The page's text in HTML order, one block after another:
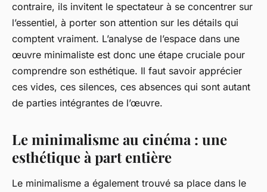
contraire, ils invitent le spectateur à se concentrer sur
l’essentiel, à porter son attention sur les détails qui
comptent vraiment. L’analyse de l’espace dans une
œuvre minimaliste est donc une étape cruciale pour
comprendre son esthétique. Il faut savoir apprécier
ces vides, ces silences, ces absences qui sont autant
de parties intégrantes de l’œuvre.
Le minimalisme au cinéma : une
esthétique à part entière
Le minimalisme a également trouvé sa place dans le